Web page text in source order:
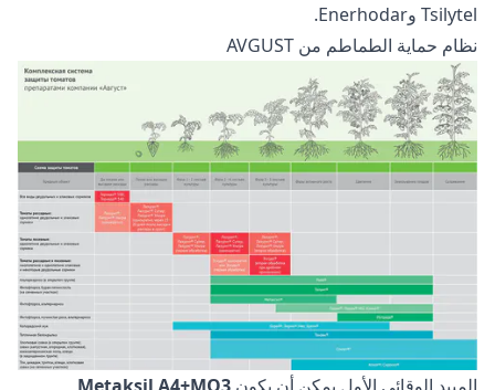
Tsilytel وEnerhodar.
نظام حماية الطماطم من AVGUST
المبيد الوقائي الأول يمكن أن يكون Metaksil A4+MO3